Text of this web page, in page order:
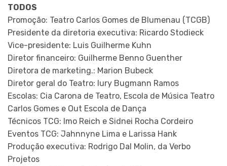
TODOS
Promoção: Teatro Carlos Gomes de Blumenau (TCGB)
Presidente da diretoria executiva: Ricardo Stodieck
Vice-presidente: Luis Guilherme Kuhn
Diretor financeiro: Guilherme Benno Guenther
Diretora de marketing.: Marion Bubeck
Diretor geral do Teatro: Iury Bugmann Ramos
Escolas: Cia Carona de Teatro, Escola de Música Teatro
Carlos Gomes e Out Escola de Dança
Técnicos TCG: Imo Reich e Sidnei Rocha Cordeiro
Eventos TCG: Jahnnyne Lima e Larissa Hank
Produção executiva: Rodrigo Dal Molin, da Verbo
Projetos